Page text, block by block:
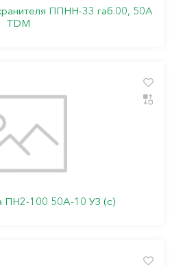
ППНН-33 габ.00, 50А
TDM
ПН2-100 50А-10 УЗ (с)